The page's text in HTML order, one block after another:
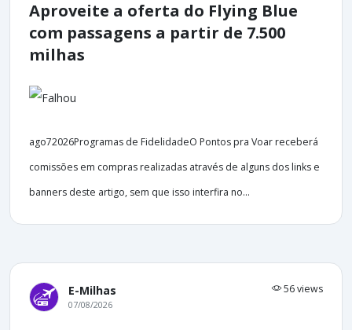
Aproveite a oferta do Flying Blue
com passagens a partir de 7.500
milhas
ago72026Programas de FidelidadeO Pontos pra Voar receberá
comissões em compras realizadas através de alguns dos links e
banners deste artigo, sem que isso interfira no...
E-Milhas 56 views
07/08/2026